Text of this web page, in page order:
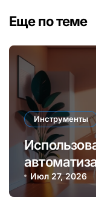
Еще по теме
Инструменты
иИюл 27, 2026